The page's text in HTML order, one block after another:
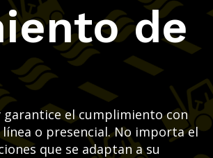
de
garantice el cumplimiento con
o presencial. No importa el
que se adaptan a su